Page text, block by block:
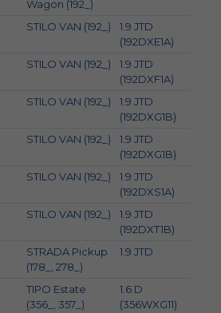
Wagon (192_)
STILO VAN (192_)
1.9 JTD
(192DXE1A)
STILO VAN (192_)
1.9 JTD
(192DXF1A)
STILO VAN (192_)
1.9 JTD
(192DXG1B)
STILO VAN (192_)
1.9 JTD
(192DXG1B)
STILO VAN (192_)
1.9 JTD
(192DXS1A)
STILO VAN (192_)
1.9 JTD
(192DXT1B)
STRADA Pickup
(178_, 278_)
1.9 JTD
TIPO Estate
(356_, 357_)
1.6 D
(356WXG11)